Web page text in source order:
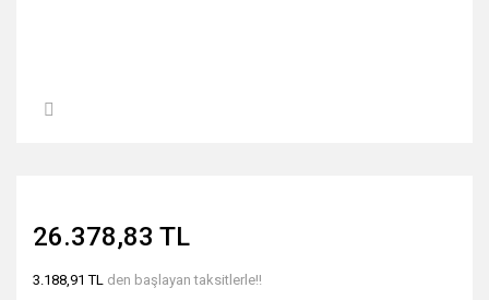
26.378,83 TL
3.188,91 TL den başlayan taksitlerle!!